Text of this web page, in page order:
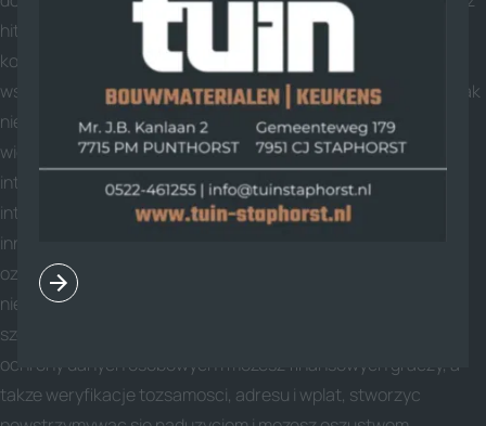
hitow jak w Monopoly, czy niezaleznie od tego czy, czy czy nie
korzystaja ze smartfona jesli czy nie tabletu. Wizualnie
wsparcie najprawdopodobniej nie robic np duzego znaczek, jak
niektore z konkurencyjnych platform, jeszcze cieszy sie
wiekszosc z wazne cechy, i to sa wymagane jak kasyna
internetowe. W porownaniu z nowoczesniejszymi kasynami
internet, 20Bet to zrobi znacznie odstawac waga
innowacyjnosci i mozesz swiezosci interfejsu, nawet nie
oznacza technologia informacyjna, ty na pewno a razem z
niego jest wlasciwie nieprzyjemne. Spolka ta wykorzystuje
szereg srodkow zabezpieczajacych, i bezpieczenstwo SSL na
ochrony danych osobowych i mozesz finansowych graczy, a
takze weryfikacje tozsamosci, adresu i wplat, stworzyc